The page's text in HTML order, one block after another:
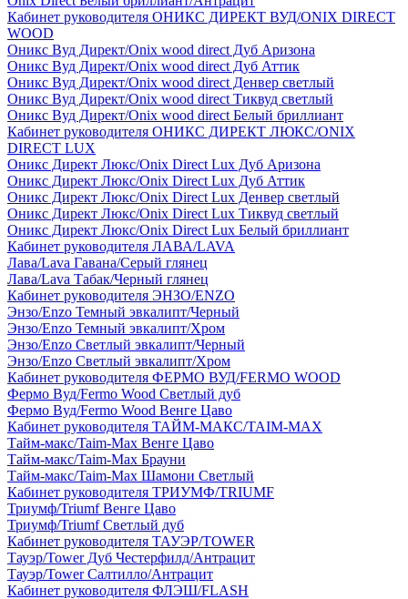
Кабинет руководителя ОНИКС ДИРЕКТ ВУД/ONIX DIRECT
WOOD
Оникс Вуд Директ/Onix wood direct Дуб Аризона
Оникс Вуд Директ/Onix wood direct Дуб Аттик
Оникс Вуд Директ/Onix wood direct Денвер светлый
Оникс Вуд Директ/Onix wood direct Тиквуд светлый
Оникс Вуд Директ/Onix wood direct Белый бриллиант
Кабинет руководителя ОНИКС ДИРЕКТ ЛЮКС/ONIX
DIRECT LUX
Оникс Директ Люкс/Onix Direct Lux Дуб Аризона
Оникс Директ Люкс/Onix Direct Lux Дуб Аттик
Оникс Директ Люкс/Onix Direct Lux Денвер светлый
Оникс Директ Люкс/Onix Direct Lux Тиквуд светлый
Оникс Директ Люкс/Onix Direct Lux Белый бриллиант
Кабинет руководителя ЛАВА/LAVA
Лава/Lava Гавана/Серый глянец
Лава/Lava Табак/Черный глянец
Кабинет руководителя ЭНЗО/ENZO
Энзо/Enzo Темный эвкалипт/Черный
Энзо/Enzo Темный эвкалипт/Хром
Энзо/Enzo Светлый эвкалипт/Черный
Энзо/Enzo Светлый эвкалипт/Хром
Кабинет руководителя ФЕРМО ВУД/FERMO WOOD
Фермо Вуд/Fermo Wood Светлый дуб
Фермо Вуд/Fermo Wood Венге Цаво
Кабинет руководителя ТАЙМ-МАКС/TAIM-MAX
Тайм-макс/Taim-Max Венге Цаво
Тайм-макс/Taim-Max Брауни
Тайм-макс/Taim-Max Шамони Светлый
Кабинет руководителя ТРИУМФ/TRIUMF
Триумф/Triumf Венге Цаво
Триумф/Triumf Светлый дуб
Кабинет руководителя ТАУЭР/TOWER
Тауэр/Tower Дуб Честерфилд/Антрацит
Тауэр/Tower Салтилло/Антрацит
Кабинет руководителя ФЛЭШ/FLASH